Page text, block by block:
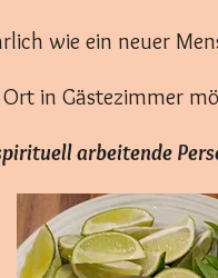
wie ein neuer
in Gästezimmer
arbeitende